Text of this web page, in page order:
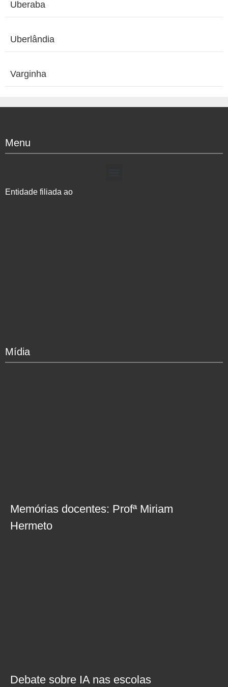
Uberaba
Uberlândia
Varginha
Menu
Entidade filiada ao
Mídia
Memórias docentes: Profª Miriam
Hermeto
Debate sobre IA nas escolas